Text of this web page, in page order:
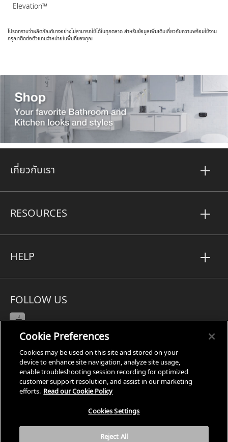
Elevation™
โปรดทราบว่าผลิตภัณฑ์บางอย่างไม่สามารถใช้ได้ในทุกตลาด สำหรับข้อมูลเพิ่มเติมเกี่ยวกับความพร้อมใช้งาน
กรุณาติดต่อตัวแทนจำหน่ายในพื้นที่ของคุณ
เกี่ยวกับเรา
RESOURCES
HELP
FOLLOW US
Subject Access Request
Privacy
Cookies Settings
Cookie Preferences
Cookies may be used on this site and stored on your
device to enhance site navigation, analyze site usage,
enable troubleshooting session recording for optimized
customer support resolution, and assist in our marketing
efforts. Read our Cookie Policy
Cookies Settings
Reject All